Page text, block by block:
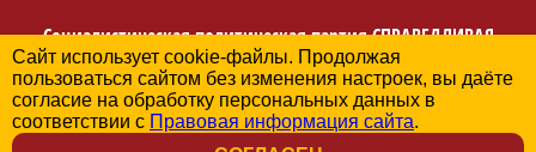
Социалистическая политическая партияСПРАВЕДЛИВАЯ
РОССИЯ
Региональное отделение партии в Белгородской области
© 2006-2026
Политика в отношении обработки персональных данных
Сайт использует cookie-файлы. Продолжая
пользоваться сайтом без изменения настроек, вы даёте
согласие на обработку персональных данных в
соответствии с Правовая информация сайта.